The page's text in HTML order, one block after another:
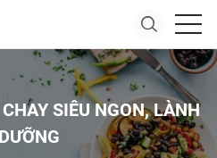
SIÊU NGON, LÀNH